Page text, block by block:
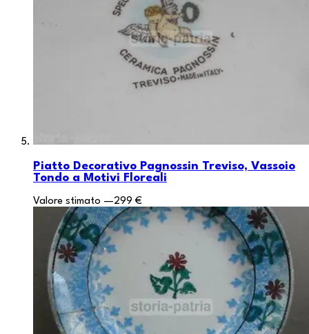
Piatto Decorativo Pagnossin Treviso, Vassoio
Tondo a Motivi Floreali
Valore stimato —299 €